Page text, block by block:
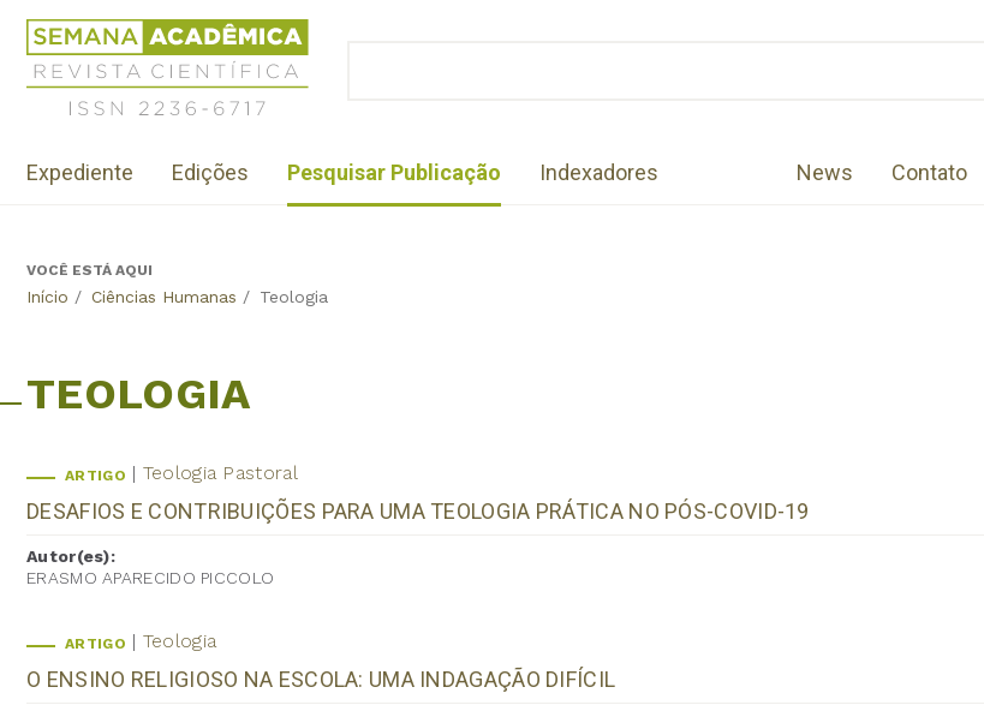
Jump
navigation
Revista
Científica
Semana
Acadêmica
2236-
Menu
institutional
Expediente Edições Pesquisar Publicação Indexadores News Contato
BackVOCÊ ESTÁ AQUI
Início / Ciências Humanas / Teologia
TEOLOGIA
ARTIGO Teologia Pastoral
DESAFIOS E CONTRIBUIÇÕES PARA UMA TEOLOGIA PRÁTICA NO PÓS-COVID-19
Autor(es):
ERASMO APARECIDO PICCOLO
ARTIGO Teologia
O ENSINO RELIGIOSO NA ESCOLA: UMA INDAGAÇÃO DIFÍCIL